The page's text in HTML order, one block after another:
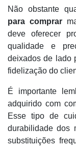
Não obstante
para comprar
deve oferecer
qualidade e
deixados de lado
fidelização do
É importante
adquirido com
Esse tipo de
durabilidade dos
substituições